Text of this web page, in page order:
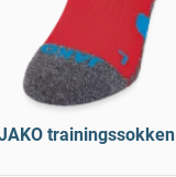
trainingssokken